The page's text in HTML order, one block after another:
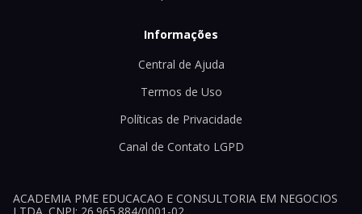
Informações
Central de Ajuda
Termos de Uso
Políticas de Privacidade
Canal de Contato LGPD
ACADEMIA PME EDUCACAO E CONSULTORIA EM NEGOCIOS